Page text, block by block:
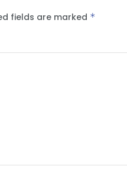
fields are marked *